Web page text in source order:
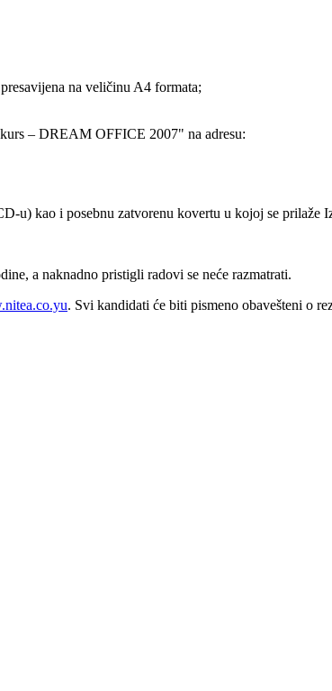
na veličinu A4 formata;
– DREAM OFFICE 2007" na adresu:
u) kao i posebnu zatvorenu kovertu u kojoj se prilaže
a naknadno pristigli radovi se neće razmatrati.
. Svi kandidati će biti pismeno obavešteni o